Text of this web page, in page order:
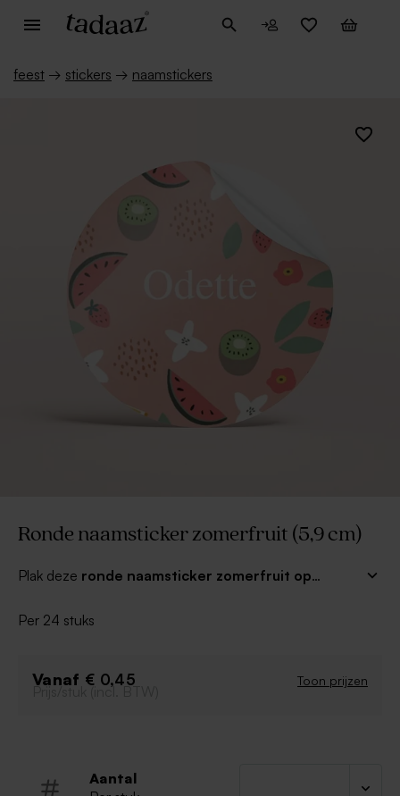
feest → stickers → naamstickers
Ronde naamsticker zomerfruit (5,9 cm)
Plak deze ronde naamsticker zomerfruit op
bijpassende bedankjes en bedankkaartjes voor een hip
Per 24 stuks
Vanaf € 0,45 Toon prijzen
Prijs/stuk (incl. BTW)
Aantal